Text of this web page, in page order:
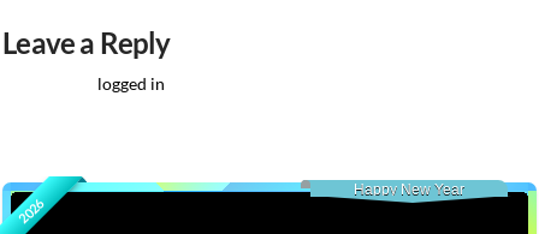
Leave a Reply
logged in
2026
Happy New Year